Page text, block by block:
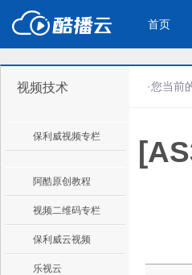
首页
产品与新功能
视频加密防下载防录屏
教学课程全终端视频加密
防下载/防盗录/防录屏/防篡改
应用场景
企业宣传
企业视频宣传，提升企业形象
个人网站
为个人网站、博客论坛，添加
视频技术
保利威视频专栏
阿酷原创教程
视频二维码专栏
保利威云视频
乐视云
·您当前